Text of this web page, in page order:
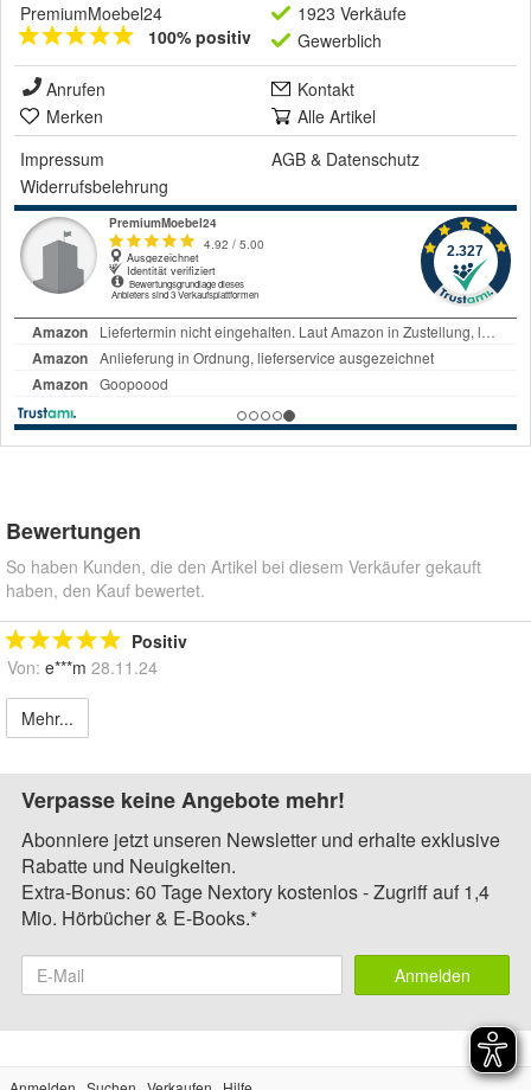
PremiumMoebel24
100% positiv
1923 Verkäufe
Gewerblich
Anrufen
Kontakt
Merken
Alle Artikel
Impressum
AGB & Datenschutz
Widerrufsbelehrung
Bewertungen
So haben Kunden, die den Artikel bei diesem Verkäufer gekauft
haben, den Kauf bewertet.
Positiv
Von: e***m 28.11.24
Mehr...
Verpasse keine Angebote mehr!
Abonniere jetzt unseren Newsletter und erhalte exklusive
Rabatte und Neuigkeiten.
Extra-Bonus: 60 Tage Nextory kostenlos - Zugriff auf 1,4
Mio. Hörbücher & E-Books.*
Anmelden